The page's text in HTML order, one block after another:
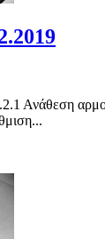
Ανάθεση